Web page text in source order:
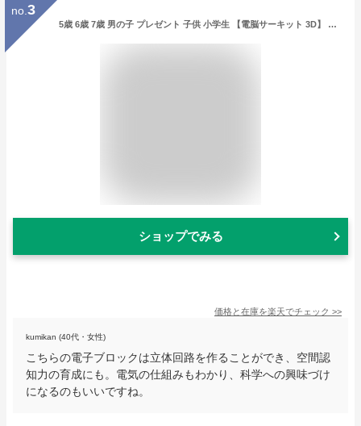
no. 3
5歳 6歳 7歳 男の子 プレゼント 子供 小学生 【電脳サーキット 3D】 知育玩具 電池不要 誕生日 8歳 9歳 10歳 誕生日プレゼント 電子玩具 女の子 プログラミング おもちゃ 人気 電子回路 科学 電子ブロック 電気 立体パズル ブロック 電気回路 ランキング 学習 クリスマス
ショップでみる
価格と在庫を楽天でチェック >>
kumikan (40代・女性)
こちらの電子ブロックは立体回路を作ることができ、空間認
知力の育成にも。電気の仕組みもわかり、科学への興味づけ
になるのもいいですね。